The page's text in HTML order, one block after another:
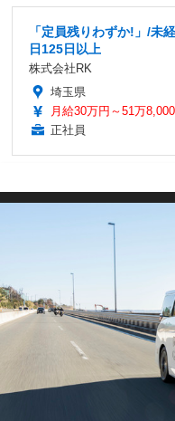
「定員残りわずか!」/未
日125日以上
株式会社RK
埼玉県
月給30万円～51万
正社員